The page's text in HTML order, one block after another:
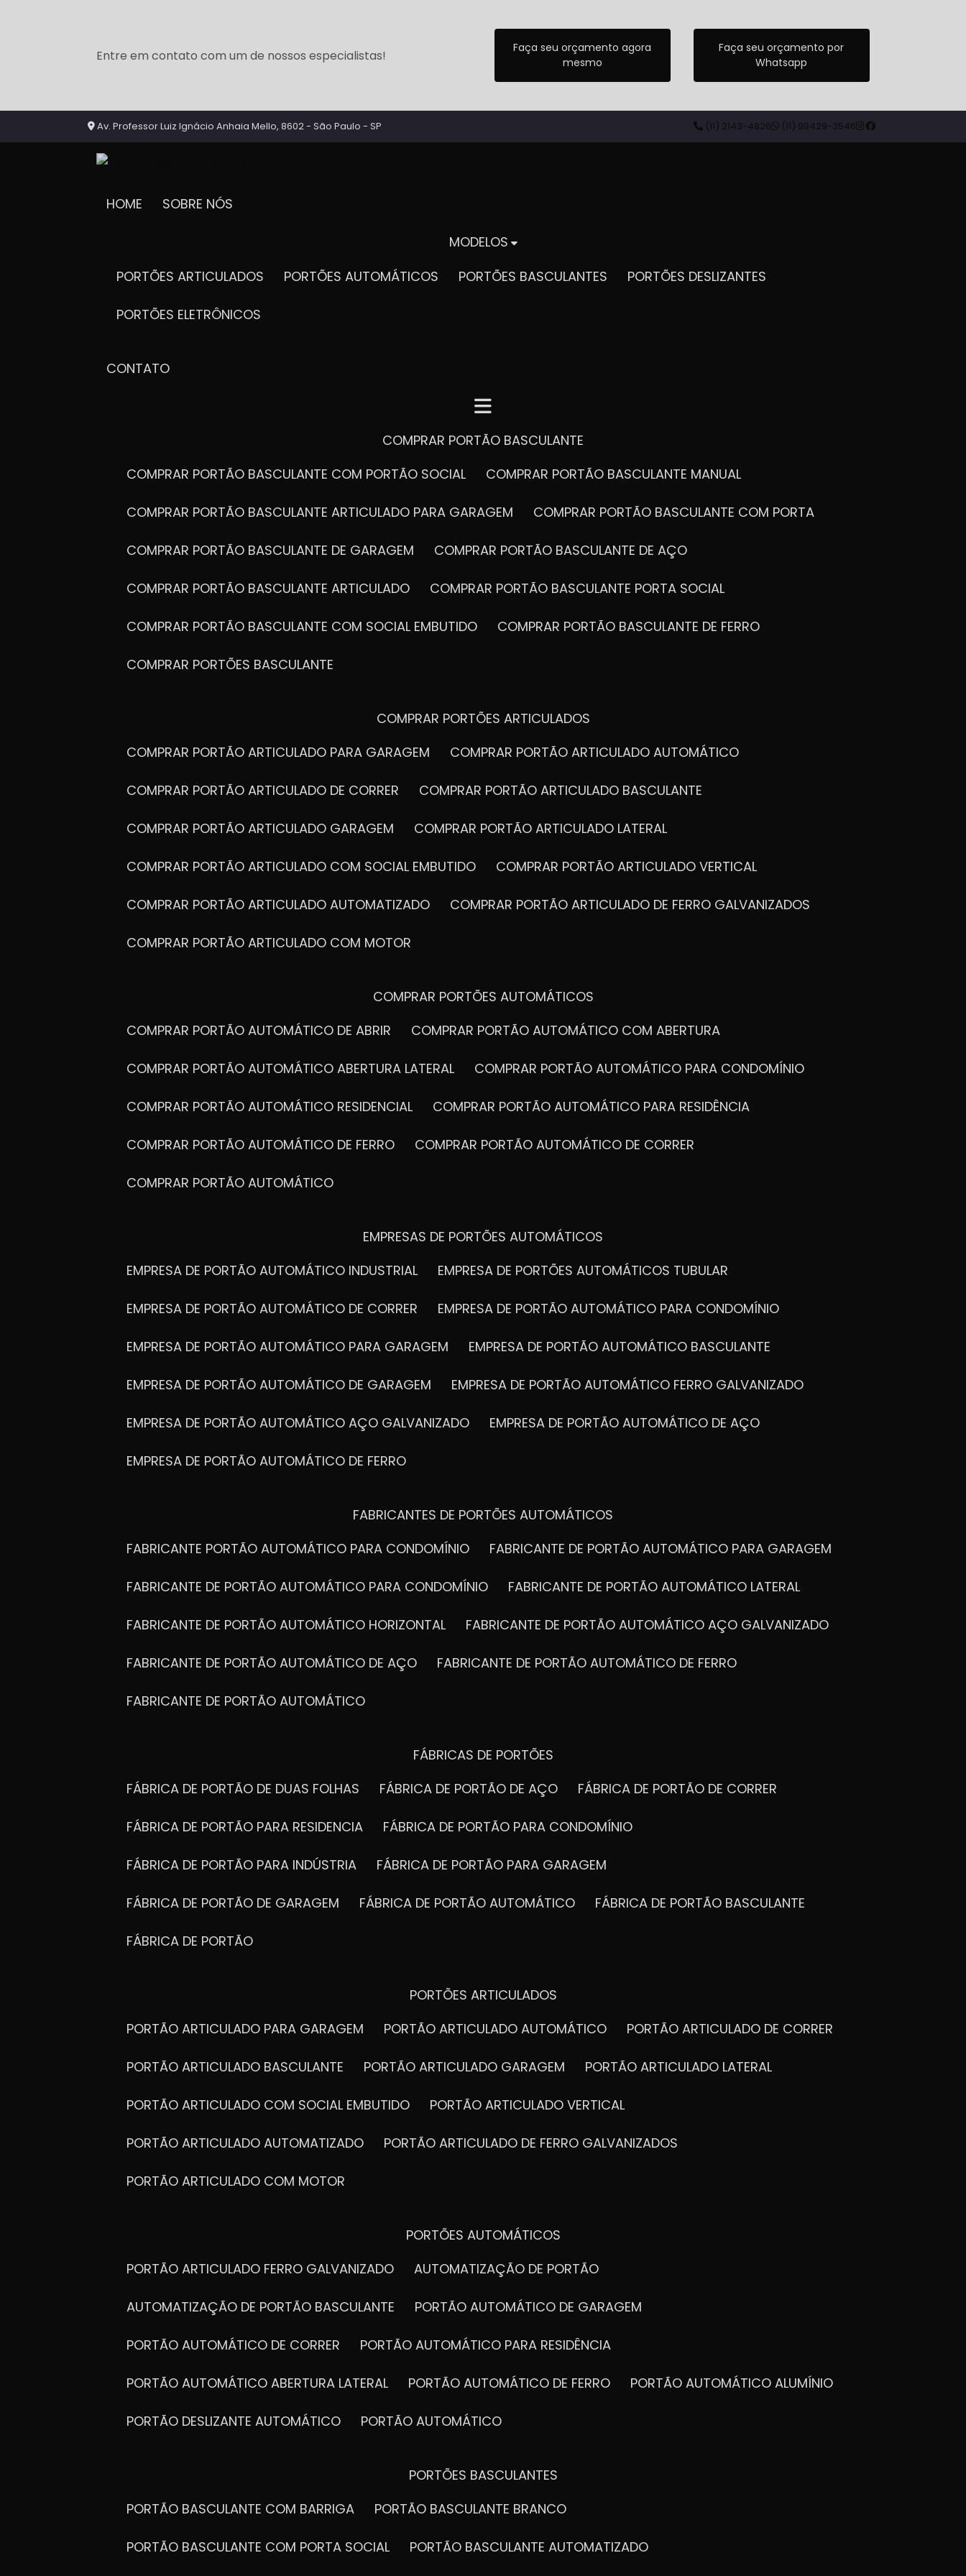
Entre em contato com um de nossos especialistas!
Faça seu orçamento agora
mesmo
Faça seu orçamento por
Whatsapp
Av. Professor Luiz Ignácio Anhaia Mello, 8602 - São Paulo - SP (11) 2143-4826 (11) 99429-3546
HOME SOBRE NÓS
MODELOS
PORTÕES ARTICULADOS
PORTÕES AUTOMÁTICOS PORTÕES BASCULANTES PORTÕES DESLIZANTES
PORTÕES ELETRÔNICOS
CONTATO
COMPRAR PORTÃO BASCULANTE
COMPRAR PORTÃO BASCULANTE COM PORTÃO SOCIAL
COMPRAR PORTÃO BASCULANTE MANUAL
COMPRAR PORTÃO BASCULANTE ARTICULADO PARA GARAGEM COMPRAR PORTÃO BASCULANTE COM PORTA
COMPRAR PORTÃO BASCULANTE DE GARAGEM COMPRAR PORTÃO BASCULANTE DE AÇO
COMPRAR PORTÃO BASCULANTE ARTICULADO COMPRAR PORTÃO BASCULANTE PORTA SOCIAL
COMPRAR PORTÃO BASCULANTE COM SOCIAL EMBUTIDO COMPRAR PORTÃO BASCULANTE DE FERRO
COMPRAR PORTÕES BASCULANTE
COMPRAR PORTÕES ARTICULADOS
COMPRAR PORTÃO ARTICULADO PARA GARAGEM
COMPRAR PORTÃO ARTICULADO AUTOMÁTICO
COMPRAR PORTÃO ARTICULADO DE CORRER COMPRAR PORTÃO ARTICULADO BASCULANTE
COMPRAR PORTÃO ARTICULADO GARAGEM COMPRAR PORTÃO ARTICULADO LATERAL
COMPRAR PORTÃO ARTICULADO COM SOCIAL EMBUTIDO COMPRAR PORTÃO ARTICULADO VERTICAL
COMPRAR PORTÃO ARTICULADO AUTOMATIZADO COMPRAR PORTÃO ARTICULADO DE FERRO GALVANIZADOS
COMPRAR PORTÃO ARTICULADO COM MOTOR
COMPRAR PORTÕES AUTOMÁTICOS
COMPRAR PORTÃO AUTOMÁTICO DE ABRIR
COMPRAR PORTÃO AUTOMÁTICO COM ABERTURA
COMPRAR PORTÃO AUTOMÁTICO ABERTURA LATERAL COMPRAR PORTÃO AUTOMÁTICO PARA CONDOMÍNIO
COMPRAR PORTÃO AUTOMÁTICO RESIDENCIAL COMPRAR PORTÃO AUTOMÁTICO PARA RESIDÊNCIA
COMPRAR PORTÃO AUTOMÁTICO DE FERRO COMPRAR PORTÃO AUTOMÁTICO DE CORRER
COMPRAR PORTÃO AUTOMÁTICO
EMPRESAS DE PORTÕES AUTOMÁTICOS
EMPRESA DE PORTÃO AUTOMÁTICO INDUSTRIAL
EMPRESA DE PORTÕES AUTOMÁTICOS TUBULAR
EMPRESA DE PORTÃO AUTOMÁTICO DE CORRER EMPRESA DE PORTÃO AUTOMÁTICO PARA CONDOMÍNIO
EMPRESA DE PORTÃO AUTOMÁTICO PARA GARAGEM EMPRESA DE PORTÃO AUTOMÁTICO BASCULANTE
EMPRESA DE PORTÃO AUTOMÁTICO DE GARAGEM EMPRESA DE PORTÃO AUTOMÁTICO FERRO GALVANIZADO
EMPRESA DE PORTÃO AUTOMÁTICO AÇO GALVANIZADO EMPRESA DE PORTÃO AUTOMÁTICO DE AÇO
EMPRESA DE PORTÃO AUTOMÁTICO DE FERRO
FABRICANTES DE PORTÕES AUTOMÁTICOS
FABRICANTE PORTÃO AUTOMÁTICO PARA CONDOMÍNIO
FABRICANTE DE PORTÃO AUTOMÁTICO PARA GARAGEM
FABRICANTE DE PORTÃO AUTOMÁTICO PARA CONDOMÍNIO FABRICANTE DE PORTÃO AUTOMÁTICO LATERAL
FABRICANTE DE PORTÃO AUTOMÁTICO HORIZONTAL FABRICANTE DE PORTÃO AUTOMÁTICO AÇO GALVANIZADO
FABRICANTE DE PORTÃO AUTOMÁTICO DE AÇO FABRICANTE DE PORTÃO AUTOMÁTICO DE FERRO
FABRICANTE DE PORTÃO AUTOMÁTICO
FÁBRICAS DE PORTÕES
FÁBRICA DE PORTÃO DE DUAS FOLHAS
FÁBRICA DE PORTÃO DE AÇO FÁBRICA DE PORTÃO DE CORRER
FÁBRICA DE PORTÃO PARA RESIDENCIA FÁBRICA DE PORTÃO PARA CONDOMÍNIO
FÁBRICA DE PORTÃO PARA INDÚSTRIA FÁBRICA DE PORTÃO PARA GARAGEM
FÁBRICA DE PORTÃO DE GARAGEM FÁBRICA DE PORTÃO AUTOMÁTICO FÁBRICA DE PORTÃO BASCULANTE
FÁBRICA DE PORTÃO
PORTÕES ARTICULADOS
PORTÃO ARTICULADO PARA GARAGEM
PORTÃO ARTICULADO AUTOMÁTICO PORTÃO ARTICULADO DE CORRER
PORTÃO ARTICULADO BASCULANTE PORTÃO ARTICULADO GARAGEM PORTÃO ARTICULADO LATERAL
PORTÃO ARTICULADO COM SOCIAL EMBUTIDO PORTÃO ARTICULADO VERTICAL
PORTÃO ARTICULADO AUTOMATIZADO PORTÃO ARTICULADO DE FERRO GALVANIZADOS
PORTÃO ARTICULADO COM MOTOR
PORTÕES AUTOMÁTICOS
PORTÃO ARTICULADO FERRO GALVANIZADO
AUTOMATIZAÇÃO DE PORTÃO
AUTOMATIZAÇÃO DE PORTÃO BASCULANTE PORTÃO AUTOMÁTICO DE GARAGEM
PORTÃO AUTOMÁTICO DE CORRER PORTÃO AUTOMÁTICO PARA RESIDÊNCIA
PORTÃO AUTOMÁTICO ABERTURA LATERAL PORTÃO AUTOMÁTICO DE FERRO PORTÃO AUTOMÁTICO ALUMÍNIO
PORTÃO DESLIZANTE AUTOMÁTICO PORTÃO AUTOMÁTICO
PORTÕES BASCULANTES
PORTÃO BASCULANTE COM BARRIGA
PORTÃO BASCULANTE BRANCO
PORTÃO BASCULANTE COM PORTA SOCIAL PORTÃO BASCULANTE AUTOMATIZADO